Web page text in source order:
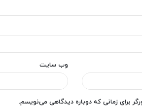
وب‌ سایت
برای زمانی که دوباره دیدگاهی می‌نویسم.